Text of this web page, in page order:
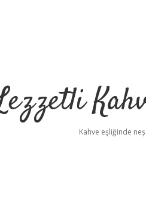
Kahve eşliğinde